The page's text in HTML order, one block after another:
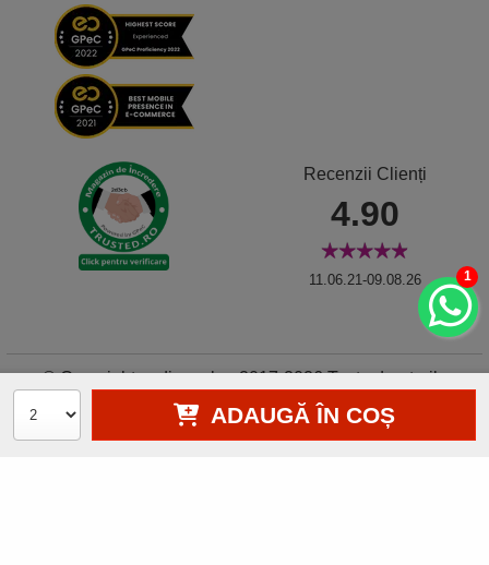
ADAUGĂ ÎN COȘ
Recenzii Clienți
4.90
11.06.21-09.08.26
© Copyright zodiacool.ro 2017-2026 Toate drepturile
rezervate • Autorizație metale și pietre prețioase nr. 11837
Gestionează preferințe cookies
1